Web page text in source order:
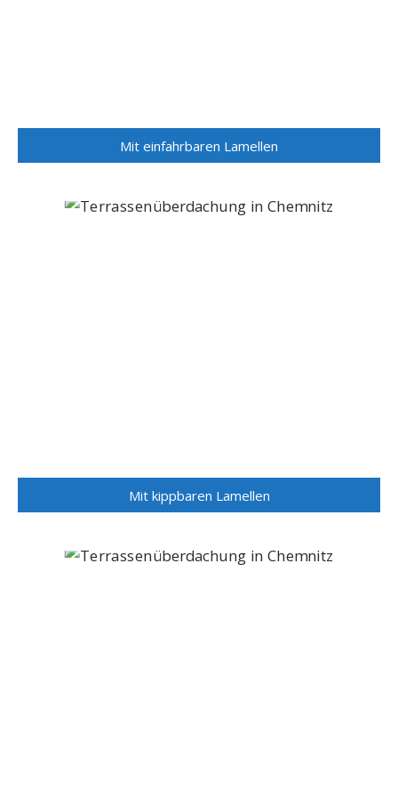
Mit einfahrbaren Lamellen
Mit kippbaren Lamellen